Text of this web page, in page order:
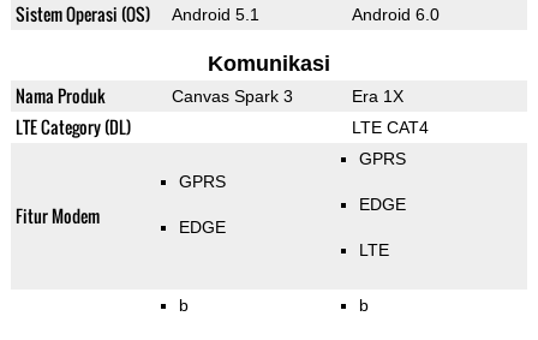
Sistem Operasi (OS) Android 5.1 Android 6.0
Komunikasi
Nama Produk Canvas Spark 3 Era 1X
LTE Category (DL) LTE CAT4
Fitur Modem
GPRS
EDGE
GPRS
EDGE
LTE
b b